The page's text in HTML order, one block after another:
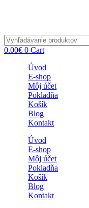
0.00€ 0 Cart
Úvod
E-shop
Môj účet
Pokladňa
Košík
Blog
Kontakt
Úvod
E-shop
Môj účet
Pokladňa
Košík
Blog
Kontakt